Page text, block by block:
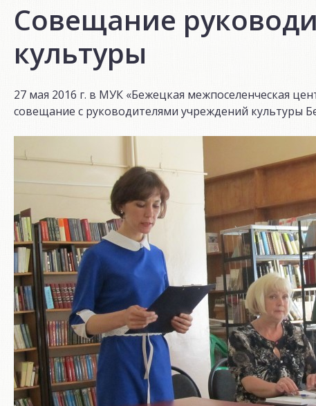
Совещание
культуры
27 мая 2016 г. в МУК «Бежецкая межпоселенческая
совещание с руководителями учреждений культуры